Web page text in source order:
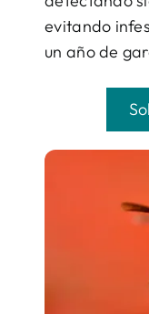
evitando
un año de